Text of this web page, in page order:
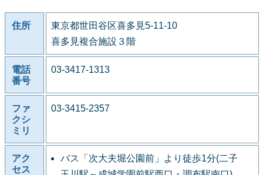
住所
東京都世田谷区喜多見5-11-10
喜多見複合施設３階
電話
番号
03-3417-1313
ファ
クシ
ミリ
03-3415-2357
アク
セス
バス「次大夫堀公園前」より徒歩1分(二子